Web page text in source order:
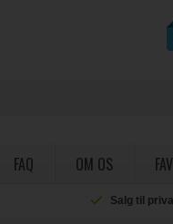
FAQ OM OS
Salg til